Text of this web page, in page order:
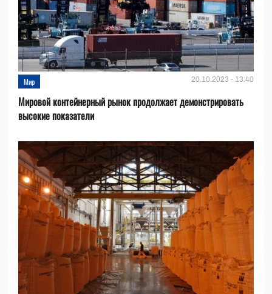
Мир 20.10.2023 - 13:40
Мировой контейнерный рынок продолжает демонстрировать
высокие показатели